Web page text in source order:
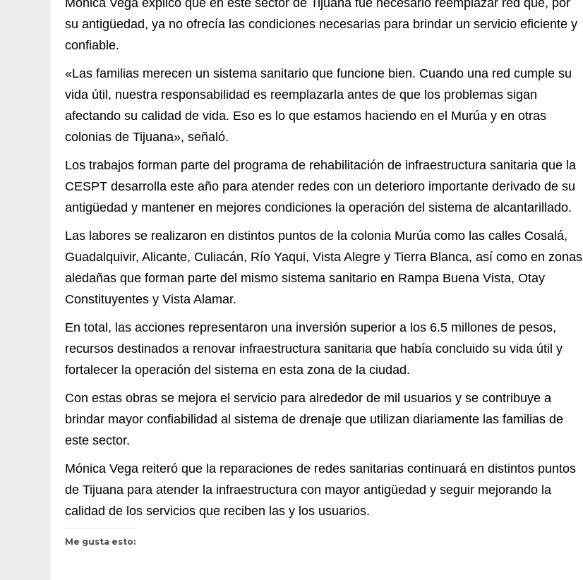
Mónica Vega explicó que en este sector de Tijuana fue necesario reemplazar red que, por
su antigüedad, ya no ofrecía las condiciones necesarias para brindar un servicio eficiente y
confiable.
«Las familias merecen un sistema sanitario que funcione bien. Cuando una red cumple su
vida útil, nuestra responsabilidad es reemplazarla antes de que los problemas sigan
afectando su calidad de vida. Eso es lo que estamos haciendo en el Murúa y en otras
colonias de Tijuana», señaló.
Los trabajos forman parte del programa de rehabilitación de infraestructura sanitaria que la
CESPT desarrolla este año para atender redes con un deterioro importante derivado de su
antigüedad y mantener en mejores condiciones la operación del sistema de alcantarillado.
Las labores se realizaron en distintos puntos de la colonia Murúa como las calles Cosalá,
Guadalquivir, Alicante, Culiacán, Río Yaqui, Vista Alegre y Tierra Blanca, así como en zonas
aledañas que forman parte del mismo sistema sanitario en Rampa Buena Vista, Otay
Constituyentes y Vista Alamar.
En total, las acciones representaron una inversión superior a los 6.5 millones de pesos,
recursos destinados a renovar infraestructura sanitaria que había concluido su vida útil y
fortalecer la operación del sistema en esta zona de la ciudad.
Con estas obras se mejora el servicio para alrededor de mil usuarios y se contribuye a
brindar mayor confiabilidad al sistema de drenaje que utilizan diariamente las familias de
este sector.
Mónica Vega reiteró que la reparaciones de redes sanitarias continuará en distintos puntos
de Tijuana para atender la infraestructura con mayor antigüedad y seguir mejorando la
calidad de los servicios que reciben las y los usuarios.
Me gusta esto: